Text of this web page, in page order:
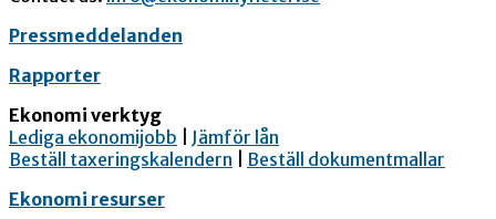
Pressmeddelanden
Rapporter
Ekonomi verktyg
Lediga ekonomijobb
Jämför lån
Beställ taxeringskalendern
Beställ dokumentmallar
Ekonomi resurser